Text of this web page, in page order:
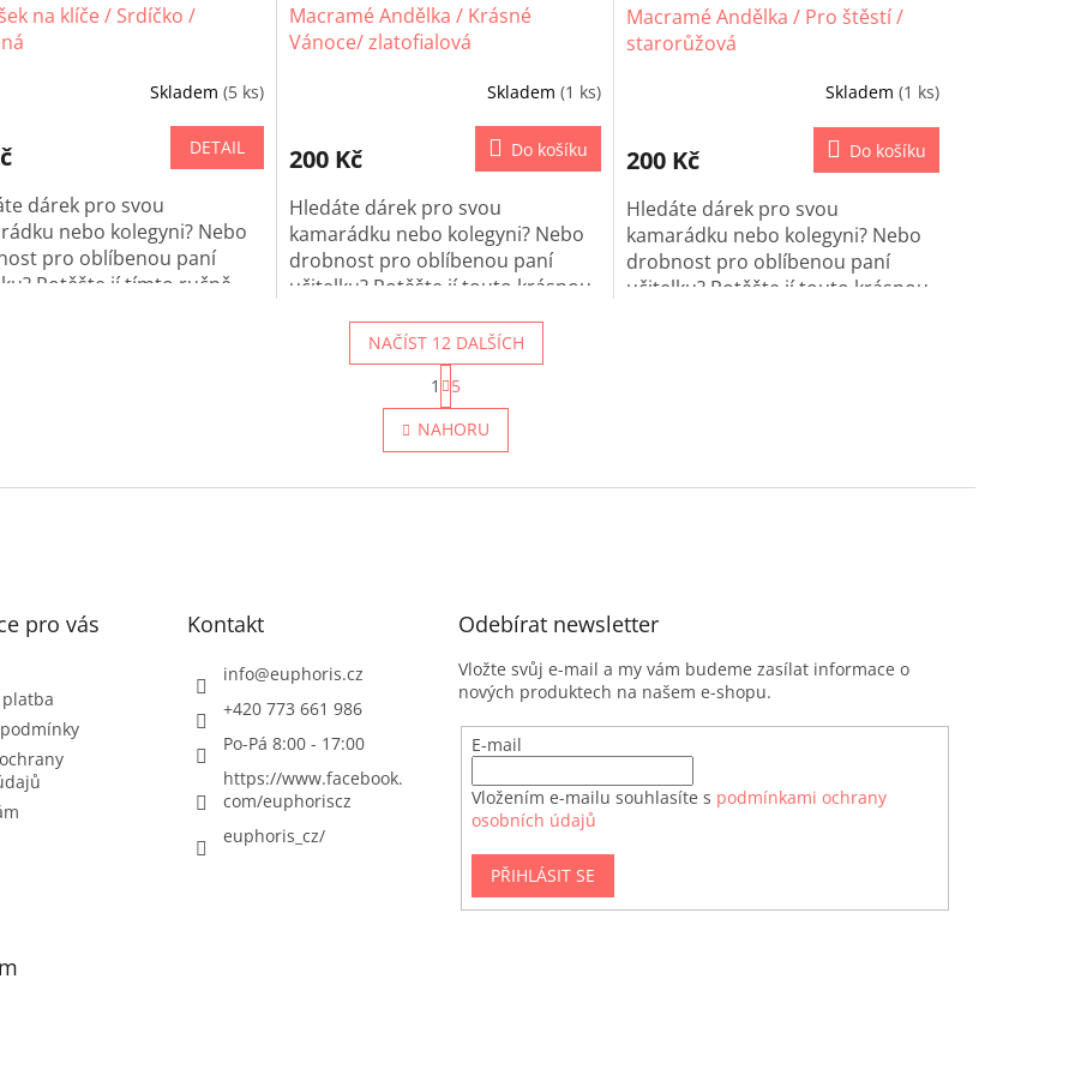
na klíče / Srdíčko /
Skladem (5 ks)
DETAIL
dárek pro svou
nebo kolegyni? Nebo
pro oblíbenou paní
Potěšte jí tímto ručně
Macramé Andělka / Krásné
Vánoce/ zlatofialová
Skladem (1 ks)
200 Kč Do košíku
Hledáte dárek pro svou
kamarádku nebo kolegyni? Nebo
drobnost pro oblíbenou paní
učitelku? Potěšte jí touto krásnou
Macramé Andělka / Pro štěstí /
starorůžová
Skladem (1 ks)
200 Kč Do košíku
Hledáte dárek pro svou
kamarádku nebo kolegyni? Nebo
drobnost pro oblíbenou paní
učitelku? Potěšte jí touto krásnou
O
v
l
d
NAČÍST 12 DALŠÍCH
S
t
r
á
n
o
1
5
NAHORU
pro vás Kontakt
info@euphoris.cz
+420 773 661 986
Po-Pá 8:00 - 17:00
https://www.facebook.
com/euphoriscz
euphoris_cz/
Odebírat newsletter
Vložte svůj e-mail a my vám budeme zasílat informace o
nových produktech na našem e-shopu.
E-mail
Vložením e-mailu souhlasíte s podmínkami ochrany
osobních údajů
PŘIHLÁSIT SE